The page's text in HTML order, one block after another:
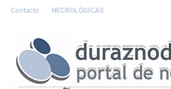
Contacto NECROLÓGICAS